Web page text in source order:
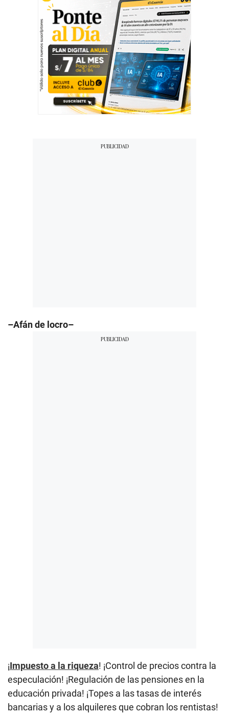
–Afán de locro–
¡Impuesto a la riqueza! ¡Control de precios contra la
especulación! ¡Regulación de las pensiones en la
educación privada! ¡Topes a las tasas de interés
bancarias y a los alquileres que cobran los rentistas!